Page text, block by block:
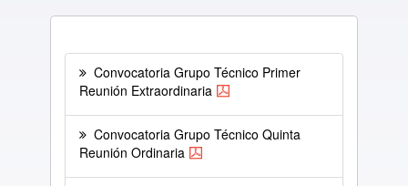
Convocatoria Grupo Técnico Primer
Reunión Extraordinaria
Convocatoria Grupo Técnico Quinta
Reunión Ordinaria